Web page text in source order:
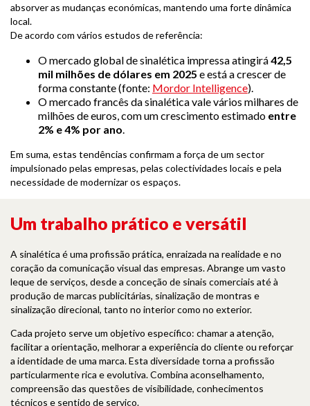
absorver as mudanças económicas, mantendo uma forte dinâmica
local.
De acordo com vários estudos de referência:
O mercado global de sinalética impressa atingirá42,5
mil milhões de dólares em 2025 e está a crescer de
forma constante (fonte: Mordor Intelligence).
O mercado francês da sinalética vale vários milhares de
milhões de euros, com um crescimento estimado entre
2% e 4% por ano.
Em suma, estas tendências confirmam a força de um sector
impulsionado pelas empresas, pelas colectividades locais e pela
necessidade de modernizar os espaços.
Um trabalho prático e versátil
A sinalética é uma profissão prática, enraizada na realidade e no
coração da comunicação visual das empresas. Abrange um vasto
leque de serviços, desde a conceção de sinais comerciais até à
produção de marcas publicitárias, sinalização de montras e
sinalização direcional, tanto no interior como no exterior.
Cada projeto serve um objetivo específico: chamar a atenção,
facilitar a orientação, melhorar a experiência do cliente ou reforçar
a identidade de uma marca. Esta diversidade torna a profissão
particularmente rica e evolutiva. Combina aconselhamento,
compreensão das questões de visibilidade, conhecimentos
técnicos e sentido de serviço.